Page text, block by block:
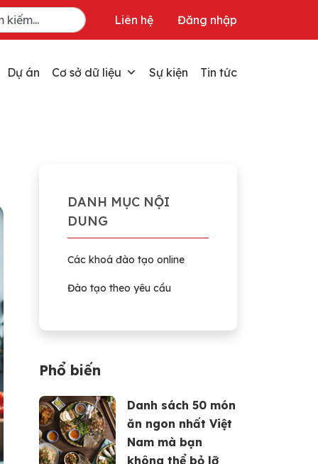
Liên hệ Đăng nhập
Dự án Cơ sở dữ liệu Sự kiện Tin tức
DANH MỤC NỘI
DUNG
Các khoá đào tạo online
Đào tạo theo yêu cầu
Phổ biến
Danh sách 50 món
ăn ngon nhất Việt
Nam mà bạn
không thể bỏ lỡ